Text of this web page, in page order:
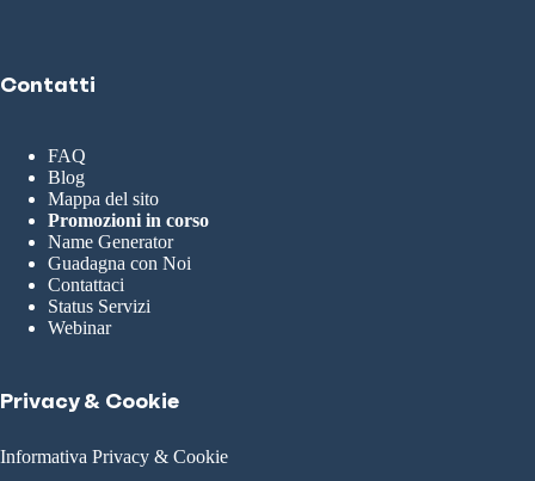
Contatti
FAQ
Blog
Mappa del sito
Promozioni in corso
Name Generator
Guadagna con Noi
Contattaci
Status Servizi
Webinar
Privacy & Cookie
Informativa Privacy & Cookie